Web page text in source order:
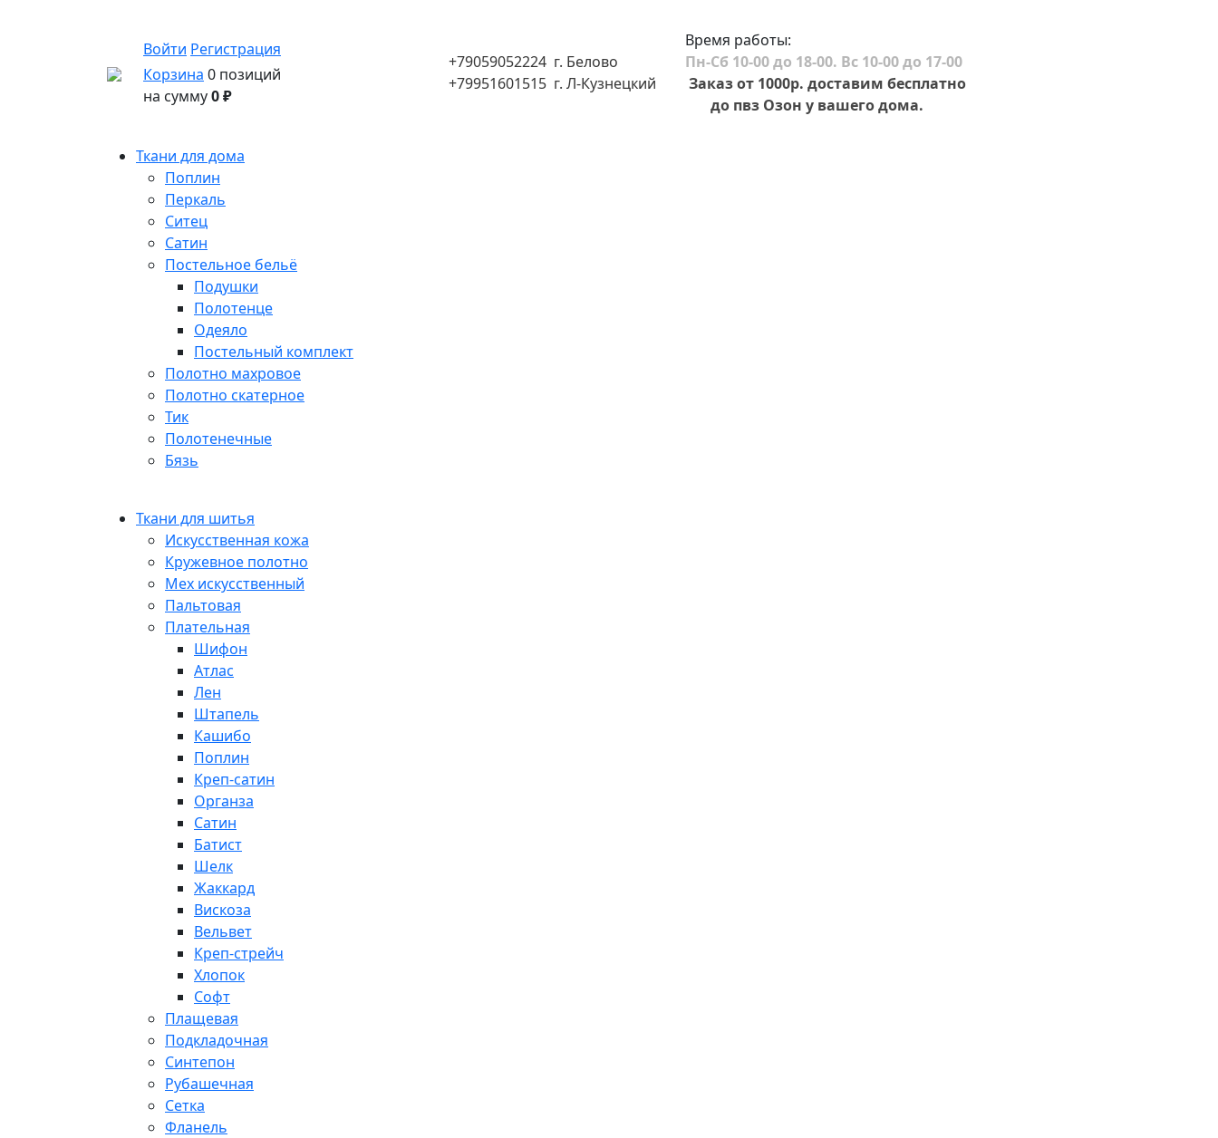
Войти Регистрация
Корзина 0 позиций
на сумму0 ₽
+79059052224 г. Белово
+79951601515 г. Л-Кузнецкий
Время работы:
Пн-Сб 10-00 до 18-00. Вс 10-00 до 17-00
Заказ от 1000р. доставим бесплатно
до пвз Озон у вашего дома.
Ткани для дома
Поплин
Перкаль
Ситец
Сатин
Постельное бельё
Подушки
Полотенце
Одеяло
Постельный комплект
Полотно махровое
Полотно скатерное
Тик
Полотенечные
Бязь
Ткани для шитья
Искусственная кожа
Кружевное полотно
Мех искусственный
Пальтовая
Плательная
Шифон
Атлас
Лен
Штапель
Кашибо
Поплин
Креп-сатин
Органза
Сатин
Батист
Шелк
Жаккард
Вискоза
Вельвет
Креп-стрейч
Хлопок
Софт
Плащевая
Подкладочная
Синтепон
Рубашечная
Сетка
Фланель